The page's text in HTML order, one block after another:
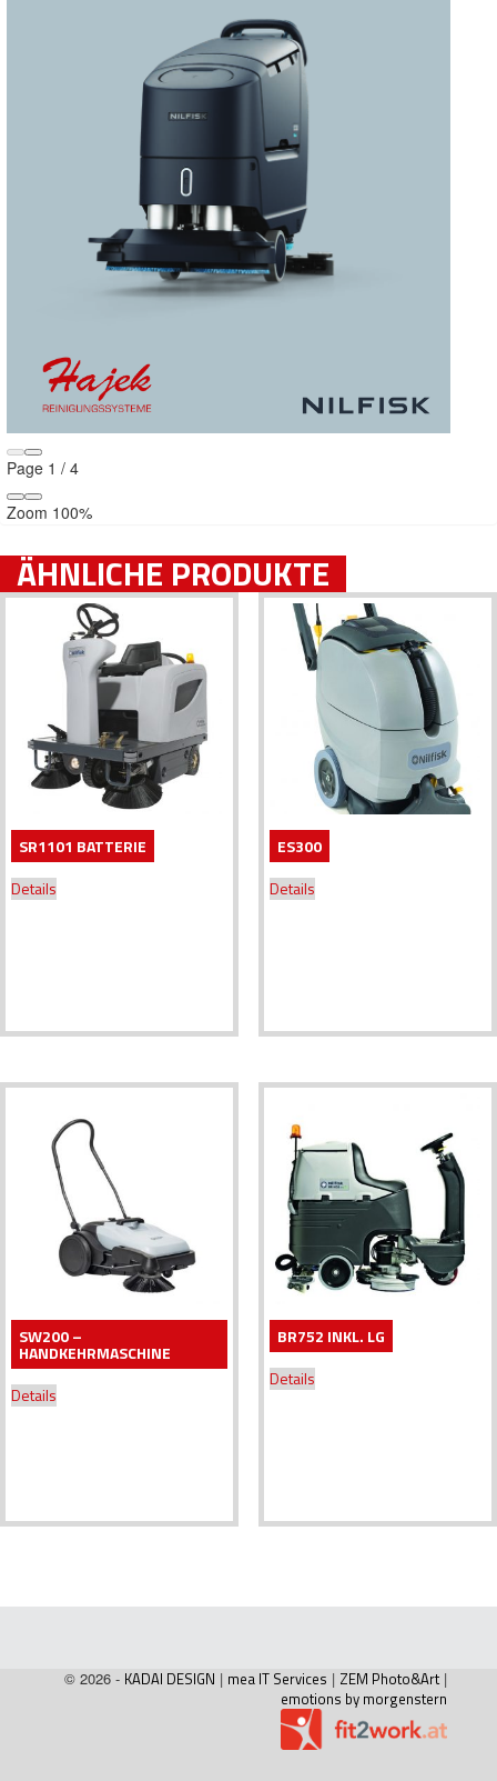
Page 1 / 4
Zoom 100%
ÄHNLICHE PRODUKTE
SR1101 BATTERIE
Details
ES300
Details
SW200 –
HANDKEHRMASCHINE
Details
BR752 INKL. LG
Details
© 2026 - KADAI DESIGN | mea IT Services | ZEM Photo&Art |
emotions by morgenstern